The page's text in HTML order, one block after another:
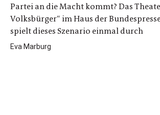
Partei an die Macht kommt? Das
Volksbürger“ im Haus der
spielt dieses Szenario einmal durch
Eva Marburg